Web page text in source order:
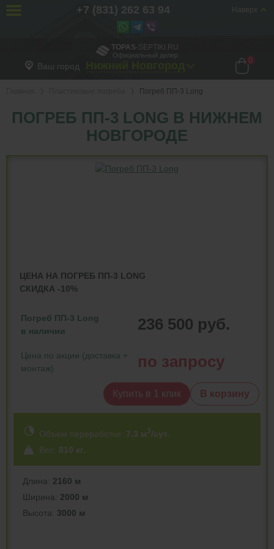
TOPAS-SEPTIKI.RU
Официальный дилер
Ваш город
0
Погреб ПП-3 Long
ПОГРЕБ ПП-3 LONG В НИЖНЕМ
НОВГОРОДЕ
ЦЕНА НА ПОГРЕБ ПП-3 LONG
СКИДКА -10%
Погреб ПП-3 Long
в наличии
236 500 руб.
Цена по акции (доставка +
монтаж)
по запросу
Купить в 1 клик В корзину
Объем переработки: 7.3 м3/сут.
Вес: 810 кг.
Длина: 2160 м
Ширина: 2000 м
Высота: 3000 м
Наверх
+7 (831) 262 63 94